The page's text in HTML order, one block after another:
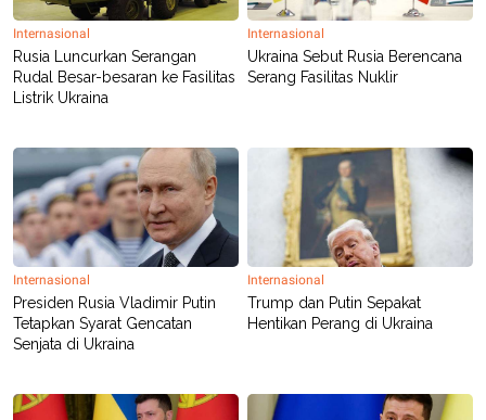
S
I
G
K
G
I
A
.
I
D
SITEMAPPROFILETERM
PEMBERITAAN
Internasional
Rusia Luncurkan Serangan
Rudal Besar-besaran ke Fasilitas
Listrik Ukraina
Internasional
Ukraina Sebut Rusia Berencana
Serang Fasilitas Nuklir
Internasional
Presiden Rusia Vladimir Putin
Tetapkan Syarat Gencatan
Senjata di Ukraina
Internasional
Trump dan Putin Sepakat
Hentikan Perang di Ukraina